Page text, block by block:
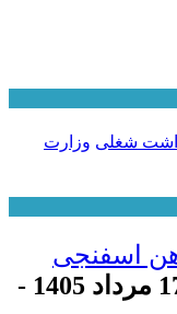
شغلی وزارت
اسفنجی
17 مرداد 1405 -